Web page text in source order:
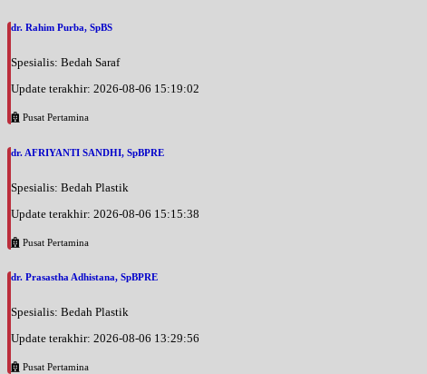
dr. Rahim Purba, SpBS
Spesialis: Bedah Saraf
Update terakhir: 2026-08-06 15:19:02
Pusat Pertamina
dr. AFRIYANTI SANDHI, SpBPRE
Spesialis: Bedah Plastik
Update terakhir: 2026-08-06 15:15:38
Pusat Pertamina
dr. Prasastha Adhistana, SpBPRE
Spesialis: Bedah Plastik
Update terakhir: 2026-08-06 13:29:56
Pusat Pertamina